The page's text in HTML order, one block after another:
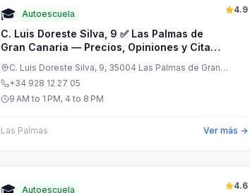
🎓 Autoescuela
C. Luis Doreste Silva, 9 ✅ Las Palmas de
Gran Canaria — Precios, Opiniones y Cita
4.9
C. Luis Doreste Silva, 9, 35004 Las Palmas de Gran
Canaria, Las Palmas, España
+34 928 12 27 05
9 AM to 1 PM, 4 to 8 PM
Las Palmas Ver más →
🎓 Autoescuela 4.6